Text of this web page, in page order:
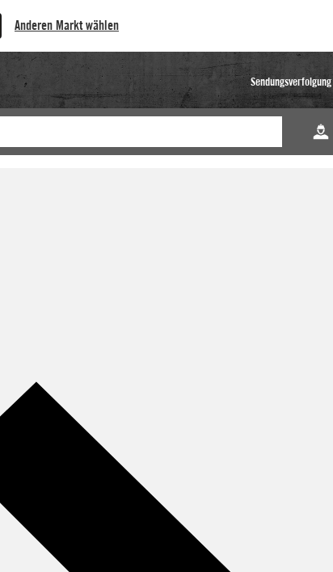
Anderen Markt wählen
Sendungsverfolgung